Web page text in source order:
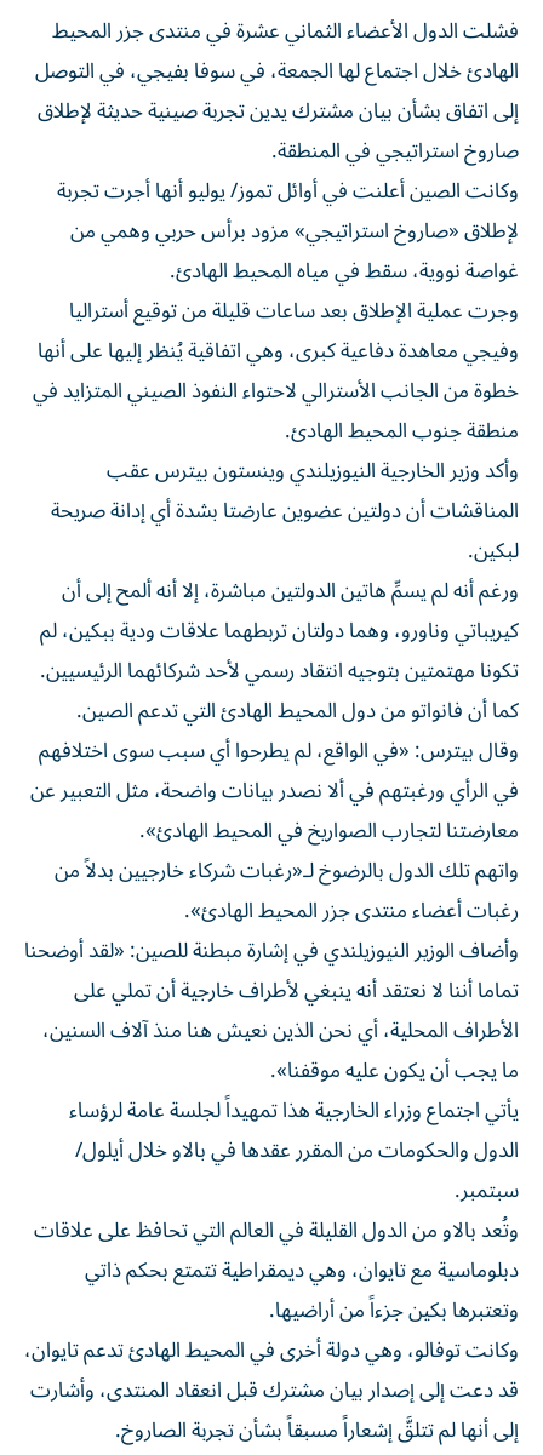
فشلت الدول الأعضاء الثماني عشرة في منتدى جزر المحيط
الهادئ خلال اجتماع لها الجمعة، في سوفا بفيجي، في التوصل
إلى اتفاق بشأن بيان مشترك يدين تجربة صينية حديثة لإطلاق
صاروخ استراتيجي في المنطقة.
وكانت الصين أعلنت في أوائل تموز/ يوليو أنها أجرت تجربة
لإطلاق «صاروخ استراتيجي» مزود برأس حربي وهمي من
غواصة نووية، سقط في مياه المحيط الهادئ.
وجرت عملية الإطلاق بعد ساعات قليلة من توقيع أستراليا
وفيجي معاهدة دفاعية كبرى، وهي اتفاقية يُنظر إليها على أنها
خطوة من الجانب الأسترالي لاحتواء النفوذ الصيني المتزايد في
منطقة جنوب المحيط الهادئ.
وأكد وزير الخارجية النيوزيلندي وينستون بيترس عقب
المناقشات أن دولتين عضوين عارضتا بشدة أي إدانة صريحة
لبكين.
ورغم أنه لم يسمِّ هاتين الدولتين مباشرة، إلا أنه ألمح إلى أن
كيريباتي وناورو، وهما دولتان تربطهما علاقات ودية ببكين، لم
تكونا مهتمتين بتوجيه انتقاد رسمي لأحد شركائهما الرئيسيين.
كما أن فانواتو من دول المحيط الهادئ التي تدعم الصين.
وقال بيترس: «في الواقع، لم يطرحوا أي سبب سوى اختلافهم
في الرأي ورغبتهم في ألا نصدر بيانات واضحة، مثل التعبير عن
معارضتنا لتجارب الصواريخ في المحيط الهادئ».
واتهم تلك الدول بالرضوخ لـ«رغبات شركاء خارجيين بدلاً من
رغبات أعضاء منتدى جزر المحيط الهادئ».
وأضاف الوزير النيوزيلندي في إشارة مبطنة للصين: «لقد أوضحنا
تماما أننا لا نعتقد أنه ينبغي لأطراف خارجية أن تملي على
الأطراف المحلية، أي نحن الذين نعيش هنا منذ آلاف السنين،
ما يجب أن يكون عليه موقفنا».
يأتي اجتماع وزراء الخارجية هذا تمهيداً لجلسة عامة لرؤساء
الدول والحكومات من المقرر عقدها في بالاو خلال أيلول/
سبتمبر.
وتُعد بالاو من الدول القليلة في العالم التي تحافظ على علاقات
دبلوماسية مع تايوان، وهي ديمقراطية تتمتع بحكم ذاتي
وتعتبرها بكين جزءاً من أراضيها.
وكانت توفالو، وهي دولة أخرى في المحيط الهادئ تدعم تايوان،
قد دعت إلى إصدار بيان مشترك قبل انعقاد المنتدى، وأشارت
إلى أنها لم تتلقَّ إشعاراً مسبقاً بشأن تجربة الصاروخ.